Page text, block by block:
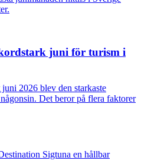
juni för turism i
2026 blev den starkaste
Det beror på flera faktorer